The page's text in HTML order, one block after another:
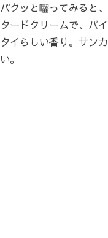
パクッと囓ってみると
タードクリームで、バ
タイらしい香り。サン
い。